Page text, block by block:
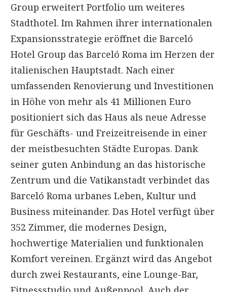
Group erweitert Portfolio um weiteres
Stadthotel. Im Rahmen ihrer internationalen
Expansionsstrategie eröffnet die Barceló
Hotel Group das Barceló Roma im Herzen der
italienischen Hauptstadt. Nach einer
umfassenden Renovierung und Investitionen
in Höhe von mehr als 41 Millionen Euro
positioniert sich das Haus als neue Adresse
für Geschäfts- und Freizeitreisende in einer
der meistbesuchten Städte Europas. Dank
seiner guten Anbindung an das historische
Zentrum und die Vatikanstadt verbindet das
Barceló Roma urbanes Leben, Kultur und
Business miteinander. Das Hotel verfügt über
352 Zimmer, die modernes Design,
hochwertige Materialien und funktionalen
Komfort vereinen. Ergänzt wird das Angebot
durch zwei Restaurants, eine Lounge-Bar,